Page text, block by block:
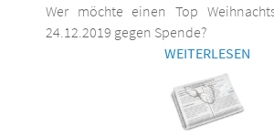
Wer möchte einen Top
24.12.2019 gegen Spende?
WEITERLESEN